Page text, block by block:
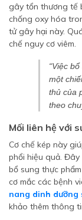
gây tổn thương tế
chống oxy hóa
tử gây hại này.
chế nguy cơ viêm.
“Việc
một
thủ của
theo
Mối liên hệ với
Cơ chế kép này
phổi hiệu quả.
bổ sung thực
cơ mắc các bệnh
nang dinh dưỡng
khảo thêm thông